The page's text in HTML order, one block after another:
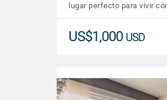
lugar perfecto para vivir
US$1,000 USD